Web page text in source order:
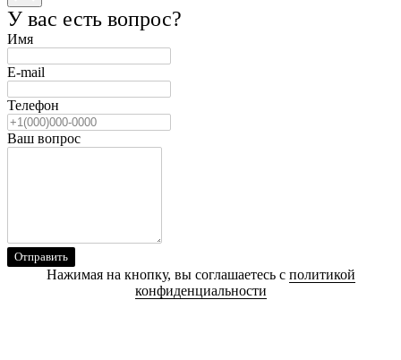
У вас есть вопрос?
Имя
E-mail
Телефон
Ваш вопрос
Отправить
Нажимая на кнопку, вы соглашаетесь с политикой
конфиденциальности